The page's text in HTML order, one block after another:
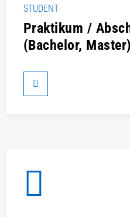
STUDENT
Praktikum /
(Bachelor,
(m/w/d)